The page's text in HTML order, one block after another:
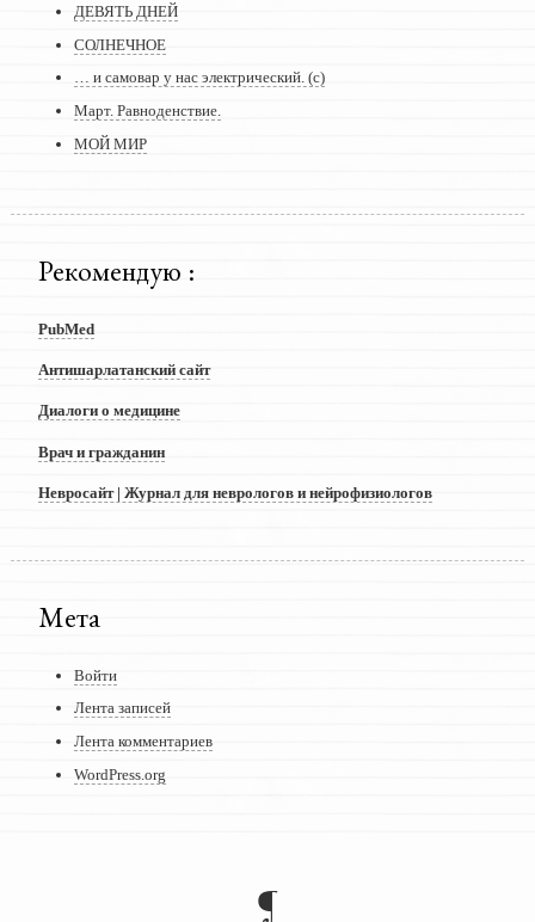
ДЕВЯТЬ ДНЕЙ
СОЛНЕЧНОЕ
… и самовар у нас электрический. (с)
Март. Равноденствие.
МОЙ МИР
Рекомендую :
PubMed
Антишарлатанский сайт
Диалоги о медицине
Врач и гражданин
Невросайт | Журнал для неврологов и нейрофизиологов
Мета
Войти
Лента записей
Лента комментариев
WordPress.org
¶